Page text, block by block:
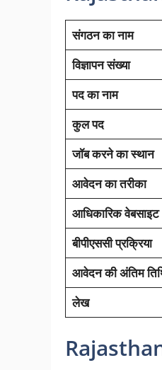
संगठन का नाम
विज्ञापन संख्या
पद कानाम
कुल पद
जॉब करने का स्थान
आवेदन का तरीका
आधिकारिक वेबसाइट
बीपीएससी प्रक्रिया
आवेदन की अंतिम
लेख